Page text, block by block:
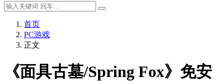
首页
PC游戏
正文
《面具古墓/Spring Fox》免安